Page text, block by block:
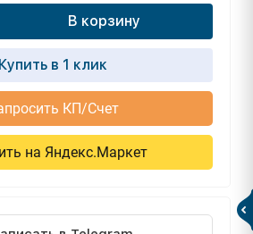
В корзину
Купить в 1 клик
КП/Счет
на Яндекс.Маркет